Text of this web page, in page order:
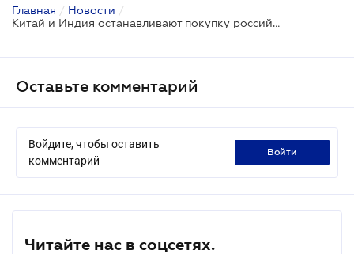
Главная / Новости /
Китай и Индия останавливают покупку российской нефти из-за примененных США санкций
Оставьте комментарий
Войдите, чтобы оставить
комментарий
войти
Читайте нас в соцсетях.